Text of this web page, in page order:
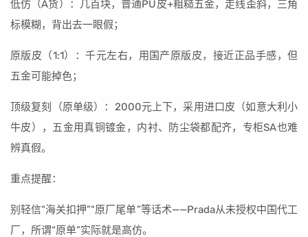
低仿（A货）：几百块，普通PU皮+粗糙五金，走线歪斜，三角
标模糊，背出去一眼假；
原版皮（1:1）：千元左右，用国产原版皮，接近正品手感，但
五金可能掉色；
顶级复刻（原单级）：2000元上下，采用进口皮（如意大利小
牛皮），五金用真铜镀金，内衬、防尘袋都配齐，专柜SA也难
辨真假。
重点提醒：
别轻信“海关扣押”“原厂尾单”等话术——Prada从未授权中国代工
厂，所谓“原单”实际就是高仿。